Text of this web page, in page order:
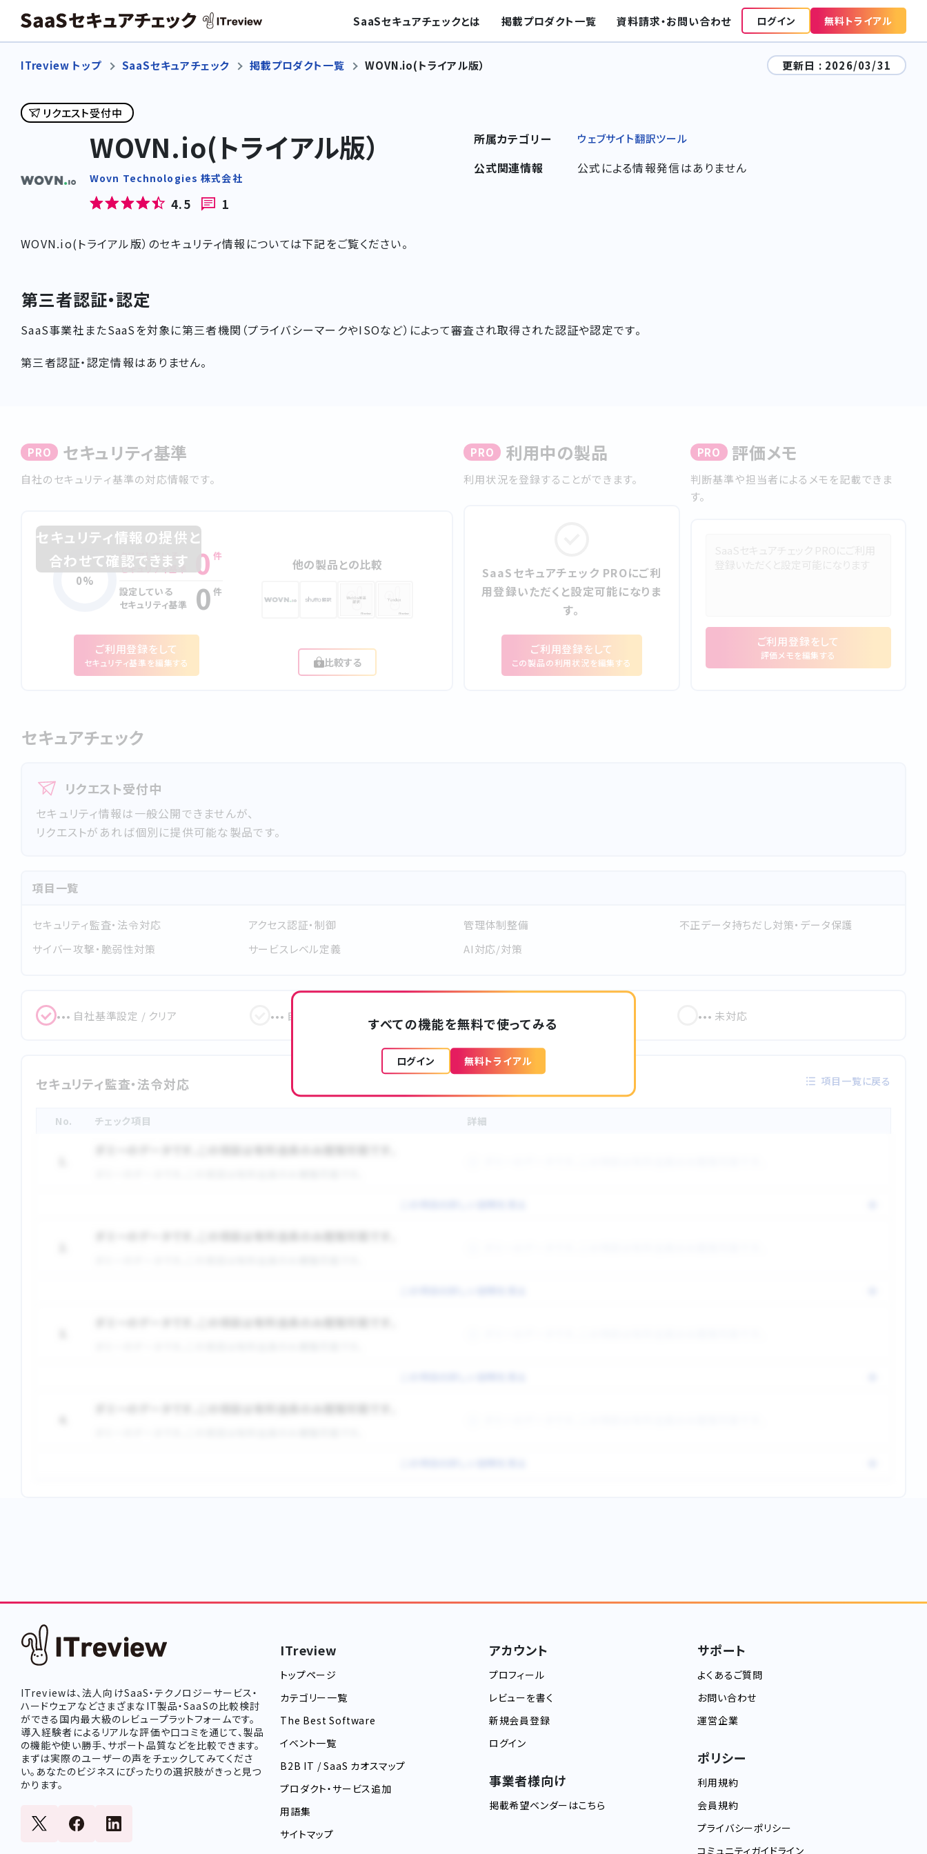
SaaSセキュアチェックとは 掲載プロダクト一覧 資料請求‧お問い合わせ ログイン 無料トライアル
ITreview トップ SaaSセキュアチェック 掲載プロダクト一覧 WOVN.io(トライアル版） 更新日 : 2026/03/31
リクエスト受付中
WOVN.io(トライアル版）
Wovn Technologies 株式会社
4.5 1
WOVN.io(トライアル版）のセキュリティ情報については下記をご覧ください。
所属カテゴリー ウェブサイト翻訳ツール
公式関連情報 公式による情報発信はありません
第三者認証・認定
SaaS事業社またSaaSを対象に第三者機関（プライバシーマークやISOなど）によって審査され取得された認証や認定です。
第三者認証・認定情報はありません。
すべての機能を無料で使ってみる
ログイン 無料トライアル
PRO セキュリティ基準
⾃社のセキュリティ基準の対応情報です。
0%
クリアしている
セキュリティ基準
0件
設定している
セキュリティ基準
0件
ご利⽤登録をして
セキュリティ基準を編集する
他の製品との比較
比較する
セキュリティ情報の提供と
合わせて確認できます
PRO 利⽤中の製品
利⽤状況を登録することができます。
SaaSセキュアチェック PROにご利
⽤登録いただくと設定可能になりま
す。
ご利⽤登録をして
この製品の利⽤状況を編集する
PRO 評価メモ
判断基準や担当者によるメモを記載できま
す。
ご利⽤登録をして
評価メモを編集する
セキュアチェック
リクエスト受付中
セキュリティ情報は一般公開できませんが、
リクエストがあれば個別に提供可能な製品です。
項目一覧
セキュリティ監査・法令対応 アクセス認証・制御 管理体制整備
不正データ持ちだし対策・データ保護
サイバー攻撃・脆弱性対策
サービスレベル定義 AI対応/対策
••• ⾃社基準設定 / クリア ••• ⾃社基準設定 / クリアしていない ••• クリア ••• 未対応
セキュリティ監査・法令対応 項目一覧に戻る
No. チェック項目 詳細
ダミーのデータです。この項目は有料会員のみ閲覧可能です。
ダミーのデータです。この項目は有料会員のみ閲覧可能です。
ダミーのデータです。この項目は有料会員のみ閲覧可能です。
ダミーのデータです。この項目は有料会員のみ閲覧可能です。
ITreviewは、法人向けSaaS・テクノロジーサービス・
ハードウェアなどさまざまなIT製品・SaaSの比較検討
ができる国内最大級のレビュープラットフォームです。
導入経験者によるリアルな評価や口コミを通じて、製品
の機能や使い勝手、サポート品質などを比較できます。
まずは実際のユーザーの声をチェックしてみてくださ
い。あなたのビジネスにぴったりの選択肢がきっと見つ
かります。
ITreview
トップページ
カテゴリー一覧
The Best Software
イベント一覧
B2B IT / SaaS カオスマップ
プロダクト・サービス追加
用語集
サイトマップ
アカウント
プロフィール
レビューを書く
新規会員登録
ログイン
事業者様向け
掲載希望ベンダーはこちら
サポート
よくあるご質問
お問い合わせ
運営企業
ポリシー
利用規約
会員規約
プライバシーポリシー
コミュニティガイドライン